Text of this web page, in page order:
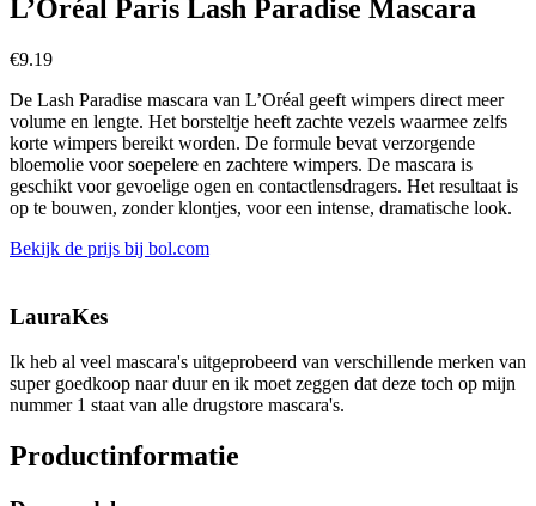
L’Oréal Paris Lash Paradise Mascara
€9.19
De Lash Paradise mascara van L’Oréal geeft wimpers direct meer
volume en lengte. Het borsteltje heeft zachte vezels waarmee zelfs
korte wimpers bereikt worden. De formule bevat verzorgende
bloemolie voor soepelere en zachtere wimpers. De mascara is
geschikt voor gevoelige ogen en contactlensdragers. Het resultaat is
op te bouwen, zonder klontjes, voor een intense, dramatische look.
Bekijk de prijs bij bol.com
LauraKes
Ik heb al veel mascara's uitgeprobeerd van verschillende merken van
super goedkoop naar duur en ik moet zeggen dat deze toch op mijn
nummer 1 staat van alle drugstore mascara's.
Productinformatie